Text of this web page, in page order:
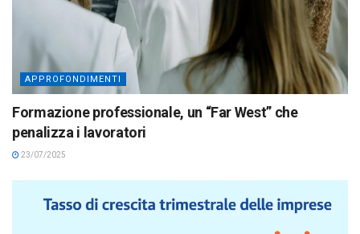
APPROFONDIMENTI
Formazione professionale, un “Far West” che
penalizza i lavoratori
23/07/2025